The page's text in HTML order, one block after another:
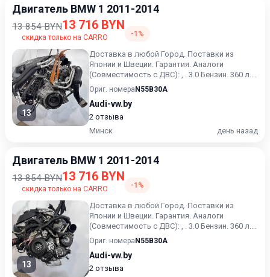
Двигатель BMW 1 2011-2014
13 854 BYN13 716 BYN
скидка только на CARRO -1%
13
Доставка в любой Город. Поставки из
Японии и Швеции. Гарантия. Аналоги
(Совместимость с ДВС): , . 3.0 Бензин. 360 л.с.
(274 кВт). Цена за го...
Ориг. номера N55B30A
Audi-vw.by
2 отзыва
Минск
день назад
Двигатель BMW 1 2011-2014
13 854 BYN13 716 BYN
скидка только на CARRO -1%
13
Доставка в любой Город. Поставки из
Японии и Швеции. Гарантия. Аналоги
(Совместимость с ДВС): , . 3.0 Бензин. 360 л.с.
(274 кВт). Цена за го...
Ориг. номера N55B30A
Audi-vw.by
2 отзыва